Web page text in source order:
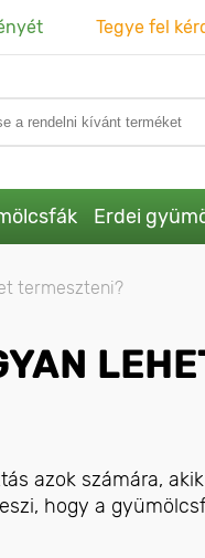
Tegye fel
Erdei
termeszteni?
azok számára, akik
hogy a